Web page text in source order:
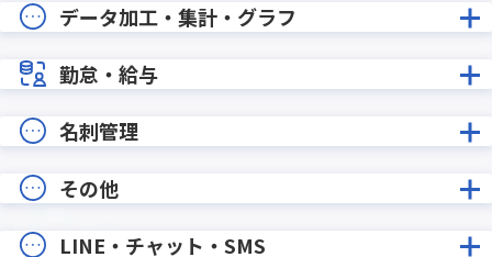
データ加工・集計・グラフ
勤怠・給与
名刺管理
その他
LINE・チャット・SMS